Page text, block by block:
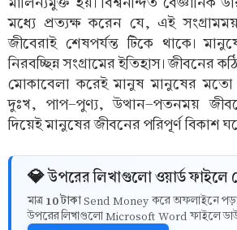
মধ্যে প্রত্যক্ষ করেন যে, এই
জীবেরাই শেষপর্যন্ত টিকে থাকে।
নিরবচ্ছিন্ন সংগ্রামের ইতিহাস। জীবনের
মোকাবেলা করেই মানুষ মানুষের মতো
দুঃখ, পাপ-পুণ্য, উত্থান-পতনময়
দিয়েই মানুষের জীবনের পরিপূর্ণ বিকাশ
💎 উপরের লিখাগুলো ওয়ার্ড
মাত্র 10 টাকাSend Money করে অফলাইনে পড়ার
উপরের লিখাগুলো Microsoft Word ফাইলে